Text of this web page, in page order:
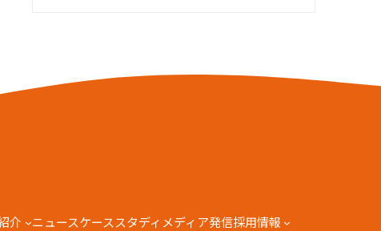
介 ニュースケーススタディ メディア発信採用情報